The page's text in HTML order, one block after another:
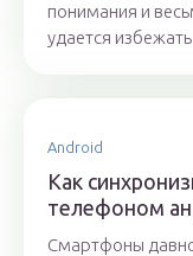
понимания и
удается
Android
Как
телефоном
Смартфоны